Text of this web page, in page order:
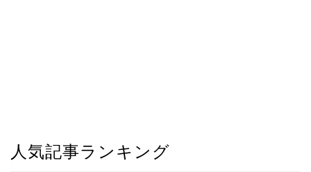
人気記事ランキング